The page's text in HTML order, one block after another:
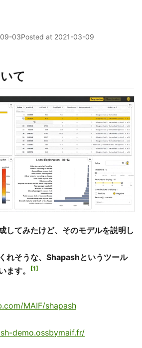
03Posted at 2021-03-09
て
してみたけど、そのモデルを説明し
れそうな、Shapashというツール
ます。
1
MAIF/shapash
demo.ossbymaif.fr/